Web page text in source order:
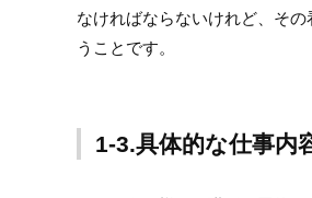
なければならないけれど、そ
うことです。
1-3.具体的な仕事内